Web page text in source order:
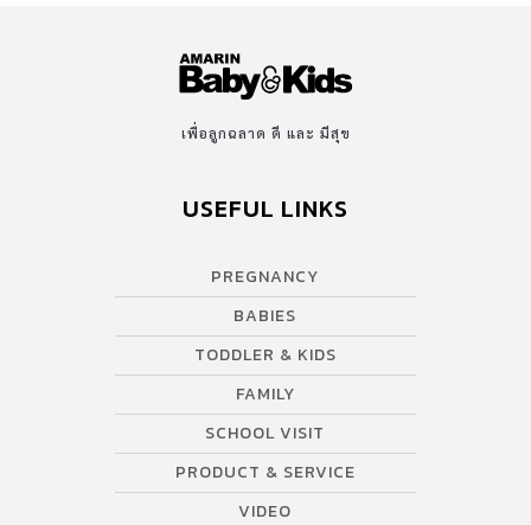
เพื่อลูกฉลาด ดี และ มีสุข
USEFUL LINKS
PREGNANCY
BABIES
TODDLER & KIDS
FAMILY
SCHOOL VISIT
PRODUCT & SERVICE
VIDEO